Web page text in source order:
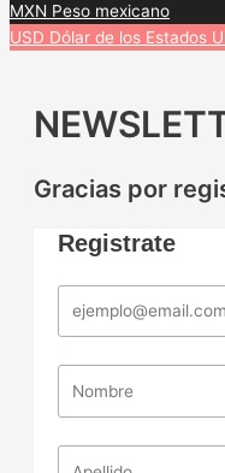
MXN Peso mexicano
USD Dólar de los Estados
Gracias por
Registrate